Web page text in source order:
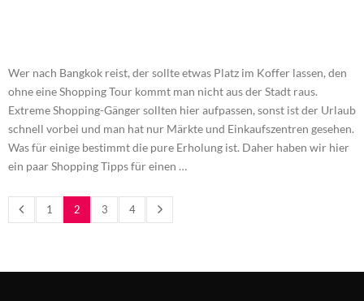
Wer nach Bangkok reist, der sollte etwas Platz im Koffer lassen, den
ohne eine Shopping Tour kommt man nicht aus der Stadt raus.
Extreme Shopping-Gänger sollten hier aufpassen, sonst ist der Urlaub
schnell vorbei und man hat nur Märkte und Einkaufszentren gesehen.
Was für einige bestimmt die pure Erholung ist. Daher haben wir hier
ein paar Shopping Tipps für einen …
1 2 3 4